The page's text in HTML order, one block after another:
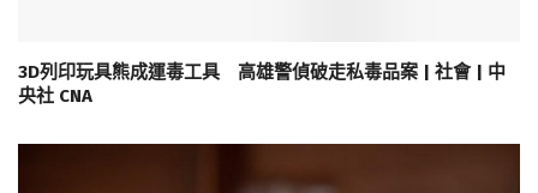
3D列印玩具熊成運毒工具 高雄警偵破走私毒品案 | 社會 | 中
央社 CNA